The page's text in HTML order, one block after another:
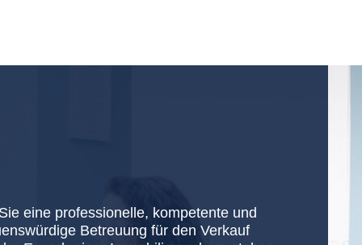
eine professionelle, kompetente und
Betreuung für den Verkauf